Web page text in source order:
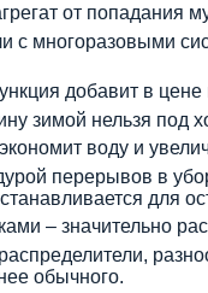
от попадания
с многоразовыми
добавит в
зимой нельзя под
воду и
перерывов в
для
– значительно
обычного.